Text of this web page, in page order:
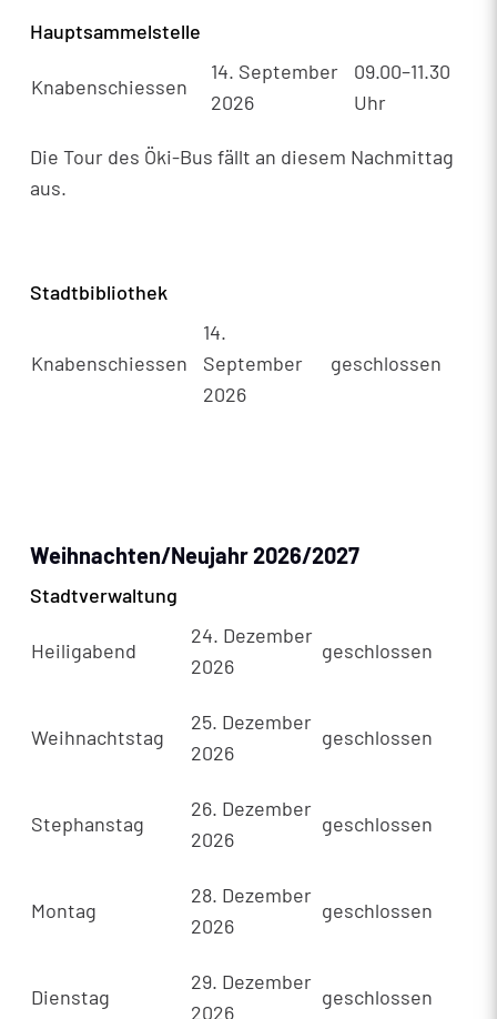
Hauptsammelstelle
Knabenschiessen
14. September
2026
09.00–11.30
Uhr
Die Tour des Öki-Bus fällt an diesem Nachmittag
aus.
Stadtbibliothek
Knabenschiessen
14.
September
2026
geschlossen
Weihnachten/Neujahr 2026/2027
Stadtverwaltung
Heiligabend
24. Dezember
2026
geschlossen
Weihnachtstag
25. Dezember
2026
geschlossen
Stephanstag
26. Dezember
2026
geschlossen
Montag
28. Dezember
2026
geschlossen
Dienstag
29. Dezember
2026
geschlossen